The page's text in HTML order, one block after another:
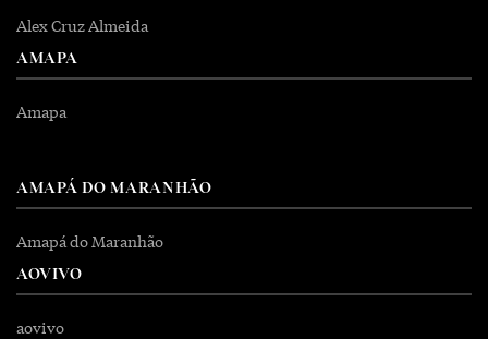
Alex Cruz Almeida
AMAPA
Amapa
AMAPÁ DO MARANHÃO
Amapá do Maranhão
AOVIVO
aovivo